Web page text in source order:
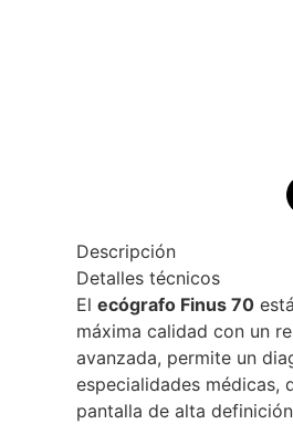
Descripción
Detalles técnicos
El ecógrafo Finus 70
máxima calidad con un
avanzada, permite un
especialidades médicas,
pantalla de alta